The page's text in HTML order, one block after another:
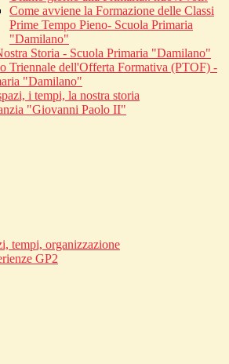
Come avviene la Formazione delle Classi
Prime Tempo Pieno- Scuola Primaria
"Damilano"
Storia - Scuola Primaria "Damilano"
Triennale dell'Offerta Formativa (PTOF) -
"Damilano"
i tempi, la nostra storia
"Giovanni Paolo II"
tempi, organizzazione
GP2